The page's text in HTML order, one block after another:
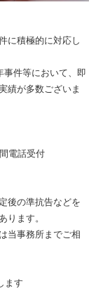
に積極的に対応し
事件等において、即
績が多数ございま
電話受付
後の準抗告などを
ります。
当事務所までご相
ます